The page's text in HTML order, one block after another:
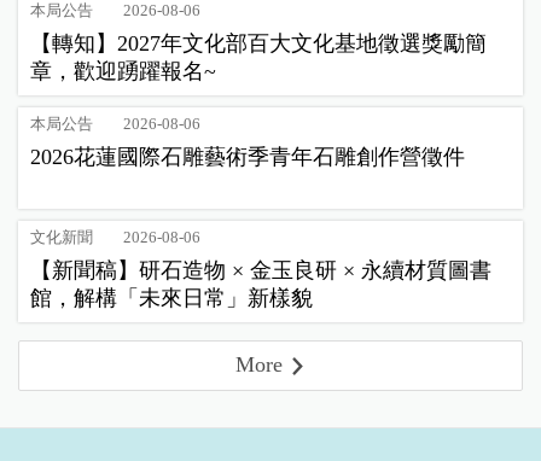
本局公告 2026-08-06
【轉知】2027年文化部百大文化基地徵選獎勵簡
章，歡迎踴躍報名~
本局公告 2026-08-06
2026花蓮國際石雕藝術季青年石雕創作營徵件
文化新聞 2026-08-06
【新聞稿】研石造物 × 金玉良研 × 永續材質圖書
館，解構「未來日常」新樣貌
More